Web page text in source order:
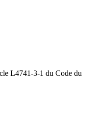
L4741-3-1 du Code du